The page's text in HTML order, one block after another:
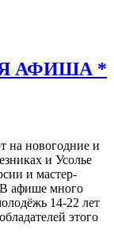
АФИША *
на новогодние и
и Усолье
и мастер-
В афише много
14-22 лет
этого